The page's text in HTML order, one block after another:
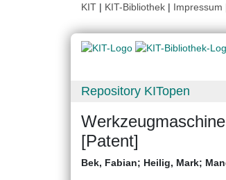
KIT | KIT-Bibliothek | Impressum
Repository KITopen
[Patent]
Bek, Fabian; Heilig, Mark;